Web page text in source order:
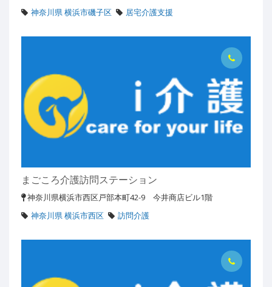
神奈川県 横浜市磯子区 居宅介護支援
まごころ介護訪問ステーション
神奈川県横浜市西区戸部本町42-9 今井商店ビル1階
神奈川県 横浜市西区
訪問介護